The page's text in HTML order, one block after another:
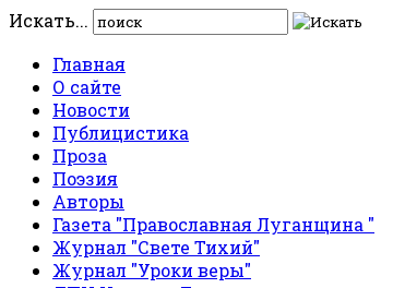
Искать...
Главная
О сайте
Новости
Публицистика
Проза
Поэзия
Авторы
Газета "Православная Луганщина "
Журнал "Свете Тихий"
Журнал "Уроки веры"